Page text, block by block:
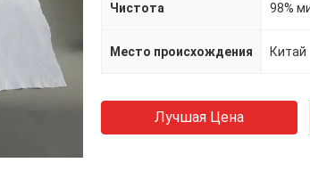
Чистота 98%
Место происхождения Китай
Лучшая Цена